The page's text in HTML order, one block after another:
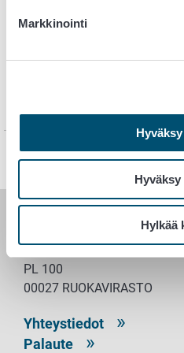
Markkinointi
Hylkää
Voit hakea
Sivu on
PL 100
00027 RUOKAVIRASTO
Yhteystiedot
Palaute